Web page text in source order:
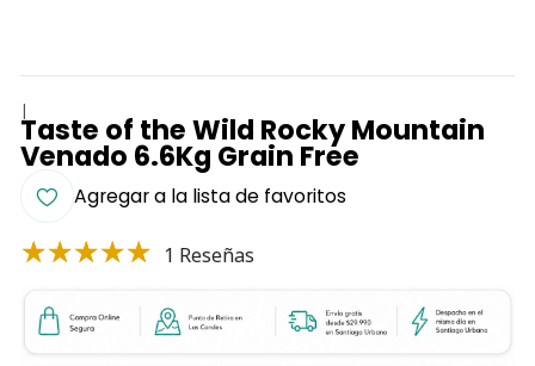
|
Taste of the Wild Rocky Mountain
Venado 6.6Kg Grain Free
Agregar a la lista de favoritos
1 Reseñas